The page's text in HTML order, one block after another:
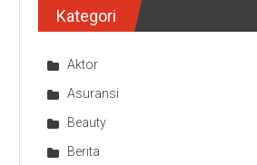
Kategori
Aktor
Asuransi
Beauty
Berita